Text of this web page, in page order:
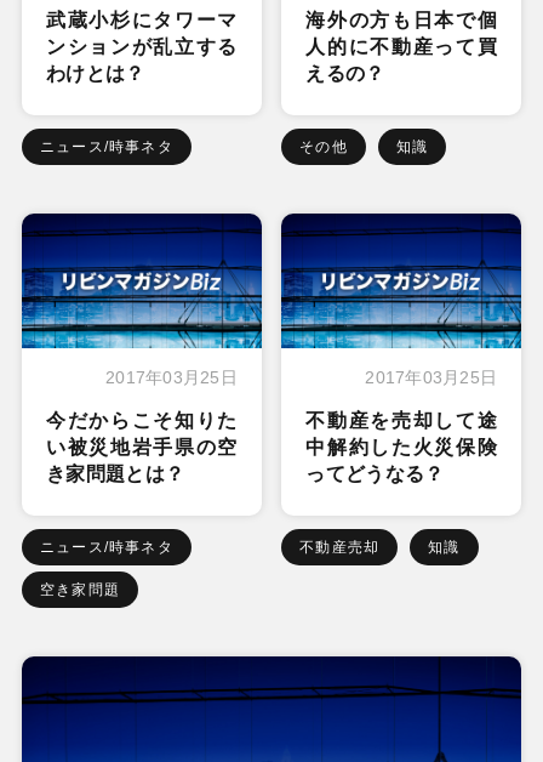
武蔵小杉にタワーマ
ンションが乱立する
わけとは？
ニュース/時事ネタ
海外の方も日本で個
人的に不動産って買
えるの？
その他 知識
2017年03月25日
今だからこそ知りた
い被災地岩手県の空
き家問題とは？
ニュース/時事ネタ
空き家問題
2017年03月25日
不動産を売却して途
中解約した火災保険
ってどうなる？
不動産売却 知識